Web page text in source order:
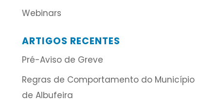
Webinars
ARTIGOS RECENTES
Pré-Aviso de Greve
Regras de Comportamento do Município
de Albufeira